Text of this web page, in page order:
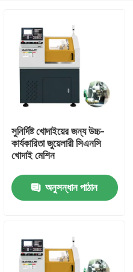
সুনির্দিষ্ট খোদাইয়ের জন্য উচ্চ-
কার্যকারিতা জুয়েলারী সিএনসি
খোদাই মেশিন
অনুসন্ধান পাঠান